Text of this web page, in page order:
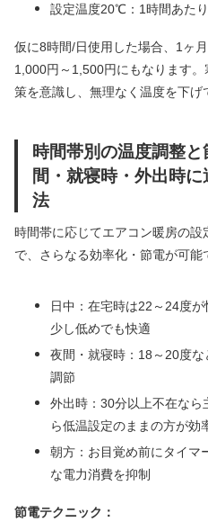
設定温度20℃：1時間あた
仮に8時間/日使用した場合、1ヶ
1,000円～1,500円にもなります
策を意識し、無理なく温度を下げ
時間帯別の温度調整
間・就寝時・外出時
法
時間帯に応じてエアコン暖房の設
で、さらなる効率化・節電が可能
日中：在宅時は22～24度
少し低めでも快適
夜間・就寝時：18～20度
調節
外出時：30分以上不在なら
ら低温設定のままの方が効
朝方：お目覚め前にタイマ
な電力消費を抑制
節電テクニック：